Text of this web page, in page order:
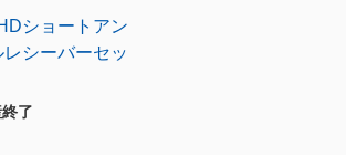
ショートアン
シーバーセッ
了